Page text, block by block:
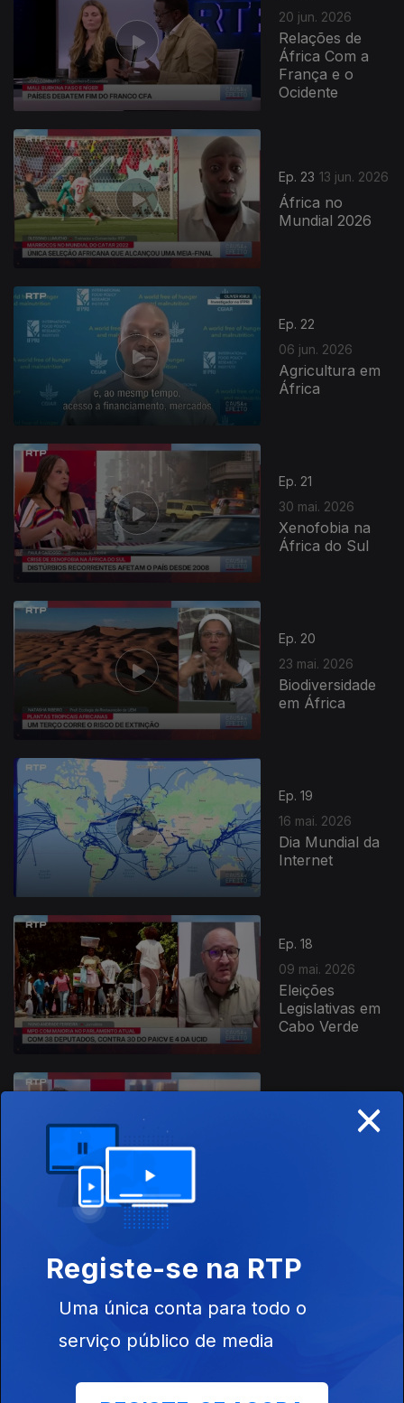
20 jun. 2026
Relações de
África Com a
França e o
Ocidente
Ep. 23 13 jun. 2026
África no
Mundial 2026
Ep. 22
06 jun. 2026
Agricultura em
África
Ep. 21
30 mai. 2026
Xenofobia na
África do Sul
Ep. 20
23 mai. 2026
Biodiversidade
em África
Ep. 19
16 mai. 2026
Dia Mundial da
Internet
Ep. 18
09 mai. 2026
Eleições
Legislativas em
Cabo Verde
930646
Ep. 16
Malária em
×
Registe-se na RTP
Uma única conta para todo o
serviço público de media